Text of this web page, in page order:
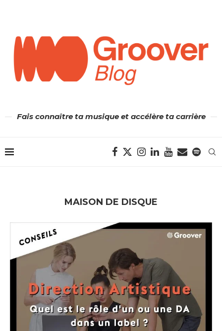
Fais connaître ta musique et accélère ta carrière
MAISON DE DISQUE